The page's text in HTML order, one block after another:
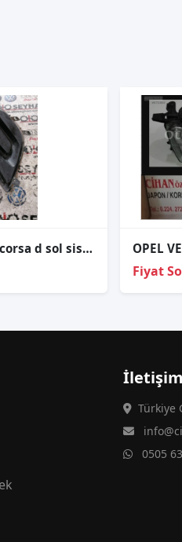
13286034 opel corsa d sol sis kapağı OPEL
Fiyat
İletişim
Türkiye
0505